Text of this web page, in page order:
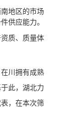
地区的市场
供应能力。
质、质量体
川拥有成熟
此，湖北力
，在本次筛